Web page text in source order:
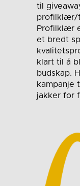
til
profilklær/
Profilklær
et bredt
klart til å
budskap.
kampanje
jakker for